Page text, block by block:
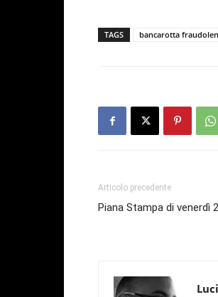
TAGS bancarotta
Articolo precedente
Piana Stampa di venerdì